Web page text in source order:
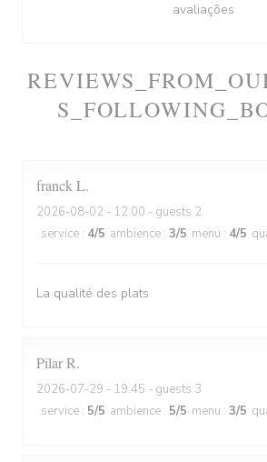
franck L
2026-08-02 - 12:00 - guests 2
service : 4/5 ambience : 3/5 menu : 4/5
La qualité des plats
PilarR
2026-07-29 - 19:45 - guests 3
service : 5/5 ambience : 5/5 menu : 3/5
avaliações